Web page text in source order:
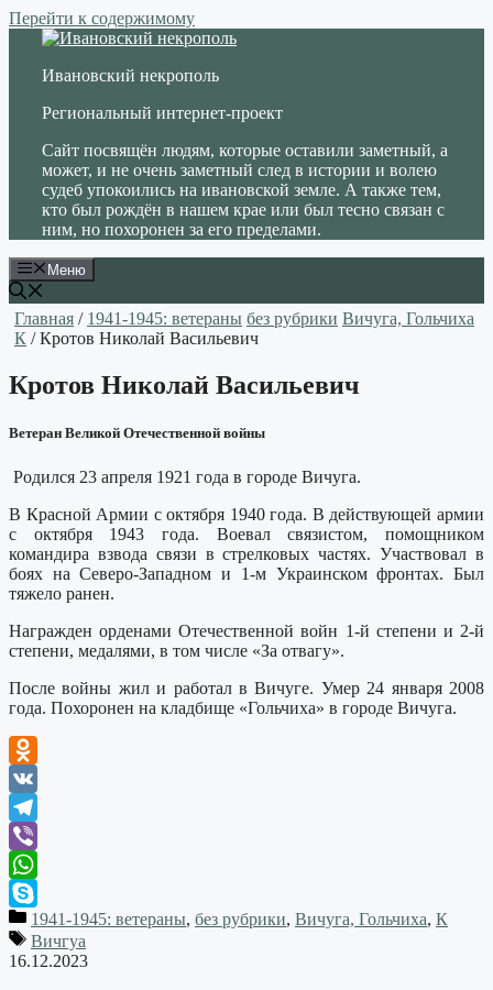
Перейти к содержимому
Ивановский некрополь
Региональный интернет-проект
Сайт посвящён людям, которые оставили заметный, а
может, и не очень заметный след в истории и волею
судеб упокоились на ивановской земле. А также тем,
кто был рождён в нашем крае или был тесно связан с
ним, но похоронен за его пределами.
Меню
Главная / 1941-1945: ветераны без рубрики Вичуга, Гольчиха
К / Кротов Николай Васильевич
Кротов Николай Васильевич
Ветеран Великой Отечественной войны
Родился 23 апреля 1921 года в городе Вичуга.
В Красной Армии с октября 1940 года. В действующей армии
с октября 1943 года. Воевал связистом, помощником
командира взвода связи в стрелковых частях. Участвовал в
боях на Северо-Западном и 1-м Украинском фронтах. Был
тяжело ранен.
Награжден орденами Отечественной войн 1-й степени и 2-й
степени, медалями, в том числе «За отвагу».
После войны жил и работал в Вичуге. Умер 24 января 2008
года. Похоронен на кладбище «Гольчиха» в городе Вичуга.
Odnoklassniki
VK
Telegram
Viber
WhatsApp
Skype1941-1945: ветераны, без рубрики, Вичуга, Гольчиха, К
Вичгуа
16.12.2023